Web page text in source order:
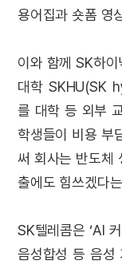
용어집과 숏폼 영
이와 함께 SK하
대학 SKHU(SK
를 대학 등 외부
학생들이 비용 부
써 회사는 반도체
출에도 힘쓰겠다
SK텔레콤은 ‘AI
음성합성 등 음성